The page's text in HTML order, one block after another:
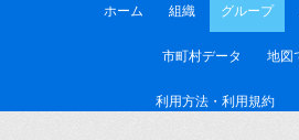
ホーム 組織 グループ
市町村データ 地図
利用方法・利用規約